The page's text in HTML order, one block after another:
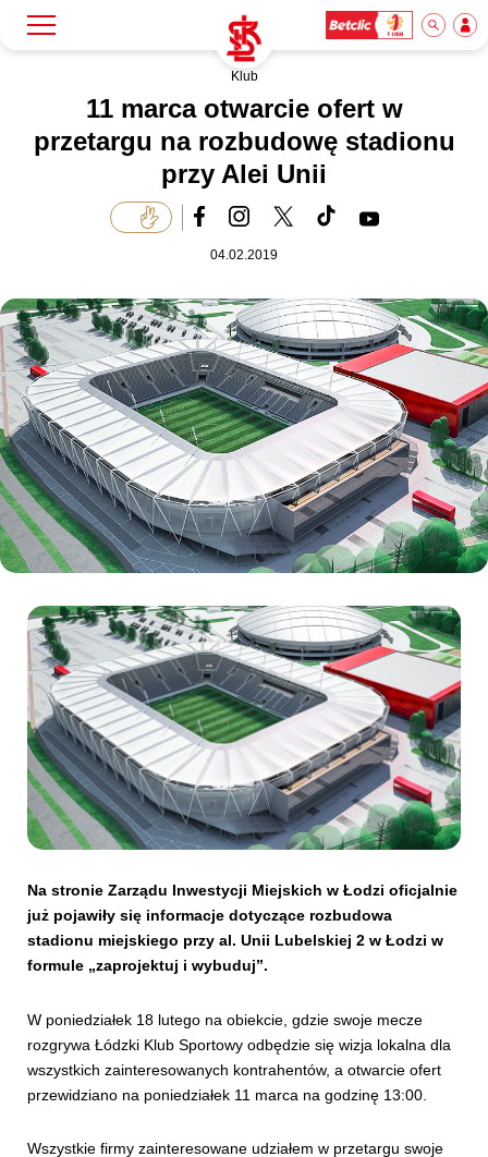
Akademia
Biznes
Dla mediów
Kibice
SKLEP KUP BILET
Klub
11 marca otwarcie ofert w
przetargu na rozbudowę stadionu
przy Alei Unii
04.02.2019
Na stronie Zarządu Inwestycji Miejskich w Łodzi oficjalnie
już pojawiły się informacje dotyczące rozbudowa
stadionu miejskiego przy al. Unii Lubelskiej 2 w Łodzi w
formule „zaprojektuj i wybuduj”.
W poniedziałek 18 lutego na obiekcie, gdzie swoje mecze
rozgrywa Łódzki Klub Sportowy odbędzie się wizja lokalna dla
wszystkich zainteresowanych kontrahentów, a otwarcie ofert
przewidziano na poniedziałek 11 marca na godzinę 13:00.
Wszystkie firmy zainteresowane udziałem w przetargu swoje